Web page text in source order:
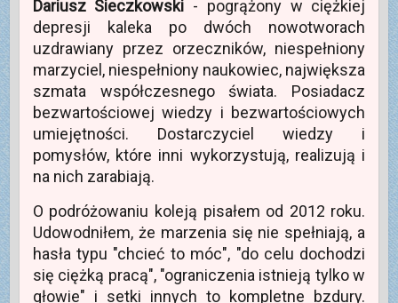
Dariusz Sieczkowski - pogrążony w ciężkiej
depresji kaleka po dwóch nowotworach
uzdrawiany przez orzeczników, niespełniony
marzyciel, niespełniony naukowiec, największa
szmata współczesnego świata. Posiadacz
bezwartościowej wiedzy i bezwartościowych
umiejętności. Dostarczyciel wiedzy i
pomysłów, które inni wykorzystują, realizują i
na nich zarabiają.
O podróżowaniu koleją pisałem od 2012 roku.
Udowodniłem, że marzenia się nie spełniają, a
hasła typu "chcieć to móc", "do celu dochodzi
się ciężką pracą", "ograniczenia istnieją tylko w
głowie" i setki innych to kompletne bzdury.